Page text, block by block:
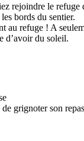
rejoindre le refuge
bords du sentier.
au refuge ! A
d’avoir du soleil.
grignoter son repas